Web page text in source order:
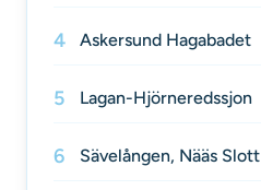
4 Askersund Hagabadet
5 Lagan-Hjörneredssjon
6 Sävelången, Nääs Slott